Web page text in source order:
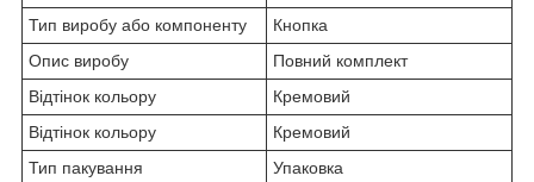
Тип виробу або компоненту
Кнопка
Опис виробу
Повний комплект
Відтінок кольору
Кремовий
Відтінок кольору
Кремовий
Тип пакування
Упаковка